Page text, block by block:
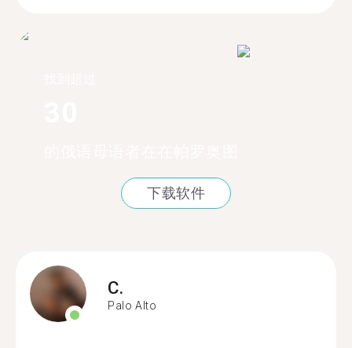
下载软件
C.
Palo Alto